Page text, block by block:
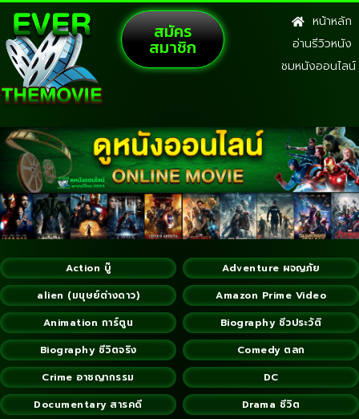
สมัคร
สมาชิก
หน้าหลัก
อ่านรีวิวหนัง
ชมหนังออนไลน์
Action บู๊
Adventure ผจญภัย
alien (มนุษย์ต่างดาว)
Amazon Prime Video
Animation การ์ตูน
Biography ชีวประวัติ
Biography ชีวิตจริง
Comedy ตลก
Crime อาชญากรรม
DC
Documentary สารคดี
Drama ชีวิต